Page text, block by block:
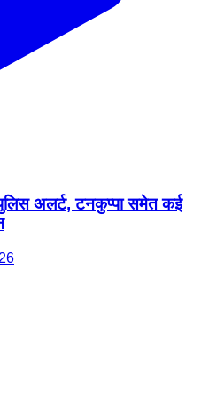
अलर्ट, टनकुप्पा समेत कई